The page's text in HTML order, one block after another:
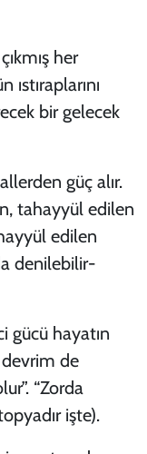
her
bir gelecek
güç alır.
tahayyül edilen
edilen
denilebilir-
gücü hayatın
de
“Zorda
işte).